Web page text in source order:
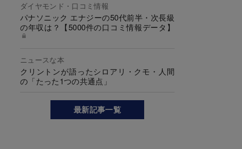
ダイヤモンド・口コミ情報
パナソニック エナジーの50代前半・次長級
の年収は？【5000件の口コミ情報データ】
ニュースな本
クリントンが語ったシロアリ・クモ・人間
の「たった1つの共通点」
最新記事一覧